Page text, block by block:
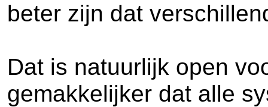
beter zijn dat
Dat is natuurlijk open
gemakkelijker dat alle